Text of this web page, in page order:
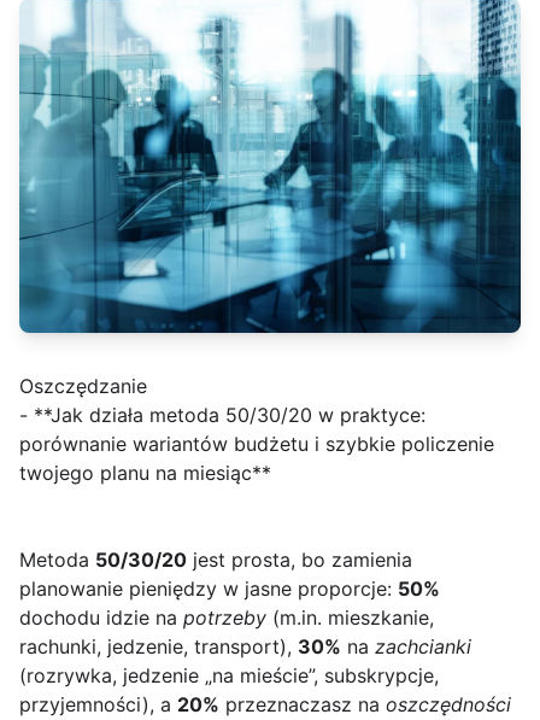
Oszczędzanie
- **Jak działa metoda 50/30/20 w praktyce:
porównanie wariantów budżetu i szybkie policzenie
twojego planu na miesiąc**
Metoda 50/30/20 jest prosta, bo zamienia
planowanie pieniędzy w jasne proporcje: 50%
dochodu idzie na potrzeby (m.in. mieszkanie,
rachunki, jedzenie, transport), 30% na zachcianki
(rozrywka, jedzenie „na mieście”, subskrypcje,
przyjemności), a 20% przeznaczasz na oszczędności